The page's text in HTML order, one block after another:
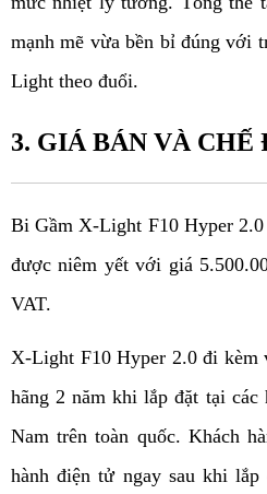
mạnh mẽ vừa bền bỉ đúng với
Light theo đuổi.
3. GIÁ BÁN VÀ CHẾ
Bi Gầm X-Light F10 Hyper 2.0
được niêm yết với giá
VAT.
X-Light F10 Hyper 2.0 đi kèm
hãng 2 năm khi lắp đặt tại
Nam trên toàn quốc. Khách
hành điện tử ngay sau khi